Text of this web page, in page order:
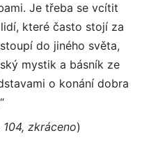
Je třeba se vcítit
které často stojí za
do jiného světa,
mystik a básník ze
o konání dobra
zkráceno)